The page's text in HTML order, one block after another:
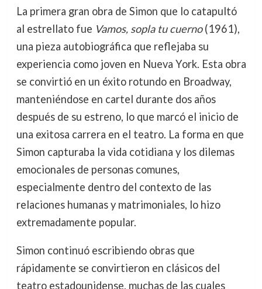
La primera gran obra de Simon que lo catapultó
al estrellato fue Vamos, sopla tu cuerno(1961),
una pieza autobiográfica que reflejaba su
experiencia como joven en Nueva York. Esta obra
se convirtió en un éxito rotundo en Broadway,
manteniéndose en cartel durante dos años
después de su estreno, lo que marcó el inicio de
una exitosa carrera en el teatro. La forma en que
Simon capturaba la vida cotidiana y los dilemas
emocionales de personas comunes,
especialmente dentro del contexto de las
relaciones humanas y matrimoniales, lo hizo
extremadamente popular.
Simon continuó escribiendo obras que
rápidamente se convirtieron en clásicos del
teatro estadounidense, muchas de las cuales